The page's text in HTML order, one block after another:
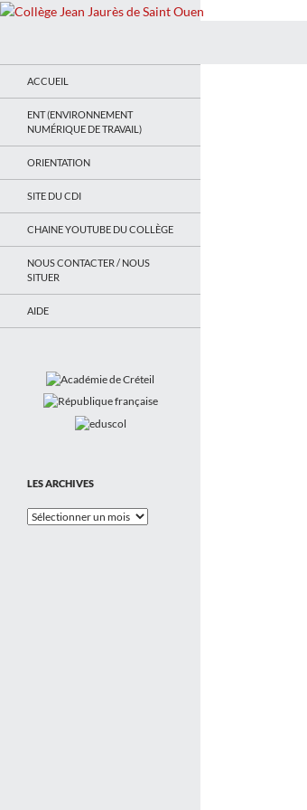
ACCUEIL
ENT (ENVIRONNEMENT
NUMÉRIQUE DE TRAVAIL)
ORIENTATION
SITE DU CDI
CHAINE YOUTUBE DU COLLÈGE
NOUS CONTACTER / NOUS
SITUER
AIDE
LES ARCHIVES
Les